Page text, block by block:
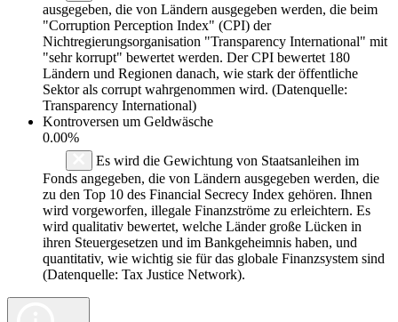
ausgegeben, die von Ländern ausgegeben werden, die beim
"Corruption Perception Index" (CPI) der
Nichtregierungsorganisation "Transparency International" mit
"sehr korrupt" bewertet werden. Der CPI bewertet 180
Ländern und Regionen danach, wie stark der öffentliche
Sektor als corrupt wahrgenommen wird. (Datenquelle:
Transparency International)
Kontroversen um Geldwäsche
0.00%
Es wird die Gewichtung von Staatsanleihen im
Fonds angegeben, die von Ländern ausgegeben werden, die
zu den Top 10 des Financial Secrecy Index gehören. Ihnen
wird vorgeworfen, illegale Finanzströme zu erleichtern. Es
wird qualitativ bewertet, welche Länder große Lücken in
ihren Steuergesetzen und im Bankgeheimnis haben, und
quantitativ, wie wichtig sie für das globale Finanzsystem sind
(Datenquelle: Tax Justice Network).